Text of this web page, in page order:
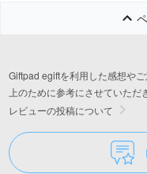
Giftpad egiftを利用した感想や
上のために参考にさせていただ
レビューの投稿について